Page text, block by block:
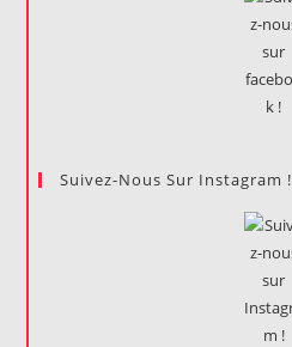
Suivez-Nous Sur Instagram !